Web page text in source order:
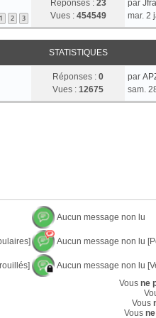
1 2 3
Réponses : 23
Vues : 454549
par
mar. 2
STATISTIQUES
Réponses : 0
Vues : 12675
par
sam.
u
u
Aucun message non lu
u
Aucun message non lu
Aucun message non lu
Vous ne
Vous
Vous